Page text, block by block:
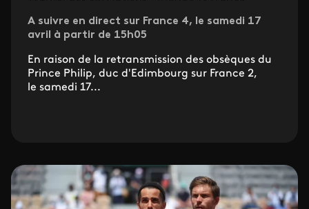
A suivre en direct sur France 4, le samedi 17
avril à partir de 15h05
En raison de la retransmission des obsèques du
Prince Philip, duc d'Edimbourg sur France 2,
le samedi 17...